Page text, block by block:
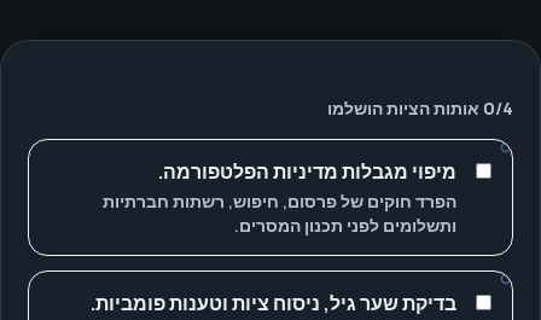
0/4 אותות הציות הושלמו
מיפוי מגבלות מדיניות הפלטפורמה.
הפרד חוקים של פרסום, חיפוש, רשתות חברתיות
ותשלומים לפני תכנון המסרים.
בדיקת שער גיל, ניסוח ציות וטענות פומביות.